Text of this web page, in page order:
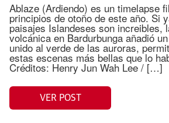
Ablaze (Ardiendo) es un timelapse
principios de otoño de este año. Si
paisajes Islandeses son increibles,
volcánica en Bardurbunga añadió
unido al verde de las auroras,
estas escenas más bellas que lo
Créditos: Henry Jun Wah Lee / […]
VER POST